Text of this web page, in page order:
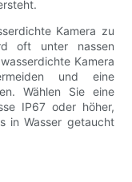
Kamera zu
oft unter nassen
Kamera
und eine
Wählen Sie eine
IP67 oder höher,
in Wasser getaucht